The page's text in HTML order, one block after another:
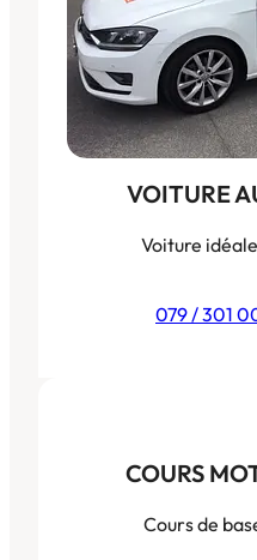
VOITURE
Voiture
079 / 301
COURS
Cours de